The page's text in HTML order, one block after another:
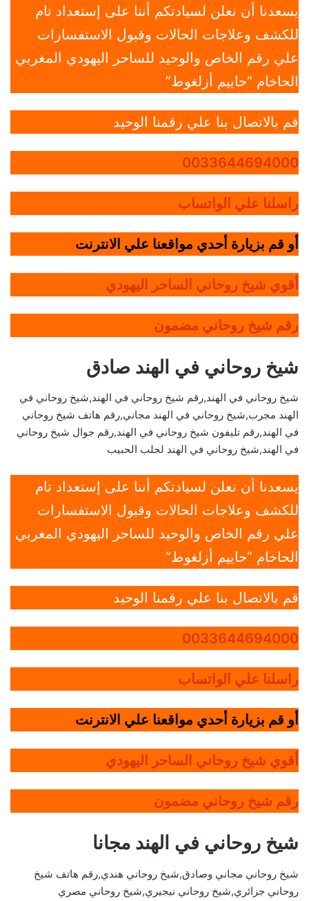
يسعدنا أن نعلن لسيادتكم أننا على إستعداد تام
للكشف وعلاجات الحالات وقبول الاستفسارات
علي رقم الخاص والوحيد للساحر اليهودي المغربي
الحاخام “حاييم أزلغوط”
قم بالاتصال بنا علي رقمنا الوحيد
0033644694000
راسلنا علي الواتساب
أو قم بزيارة أحدي مواقعنا علي الانترنت
أقوي شيخ روحاني الساحر اليهودي
رقم شيخ روحاني مضمون
شيخ روحاني في الهند صادق
شيخ روحاني في الهند,رقم شيخ روحاني في الهند,شيخ روحاني في
الهند مجرب,شيخ روحاني في الهند مجاني,رقم هاتف شيخ روحاني
في الهند,رقم تليفون شيخ روحاني في الهند,رقم جوال شيخ روحاني
في الهند,شيخ روحاني في الهند لجلب الحبيب
يسعدنا أن نعلن لسيادتكم أننا على إستعداد تام
للكشف وعلاجات الحالات وقبول الاستفسارات
علي رقم الخاص والوحيد للساحر اليهودي المغربي
الحاخام “حاييم أزلغوط”
قم بالاتصال بنا علي رقمنا الوحيد
0033644694000
راسلنا علي الواتساب
أو قم بزيارة أحدي مواقعنا علي الانترنت
أقوي شيخ روحاني الساحر اليهودي
رقم شيخ روحاني مضمون
شيخ روحاني في الهند مجانا
شيخ روحاني مجاني وصادق,شيخ روحاني هندي,رقم هاتف شيخ
روحاني جزائري,شيخ روحاني نيجيري,شيخ روحاني مصري